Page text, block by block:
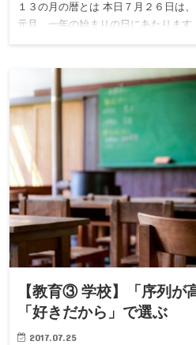
１３の月の暦とは 本日７月２６日は
元旦、一年の始まりの日にあたります
【教育③ 学校】「序列が
「好きだから」で選ぶ
2017.07.25